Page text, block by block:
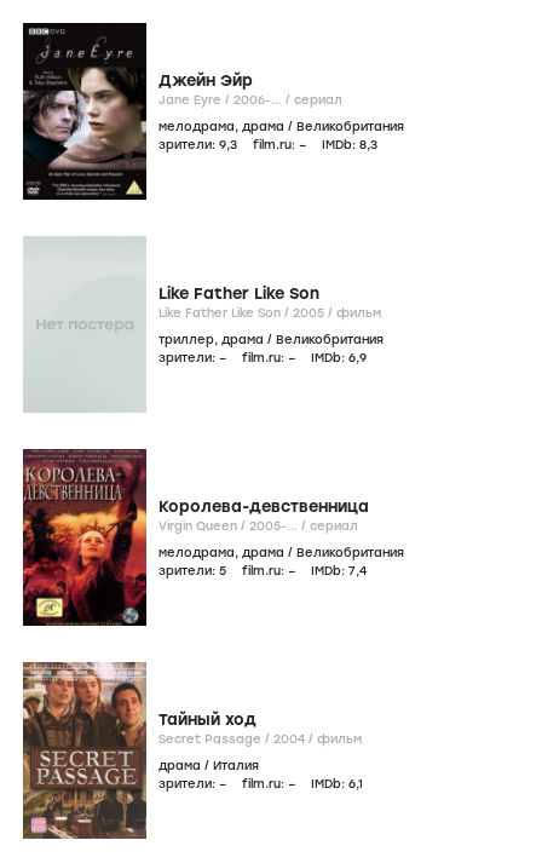
Джейн Эйр
Jane Eyre / 2006-... / сериал
мелодрама, драма / Великобритания
зрители: 9,3 film.ru: – IMDb: 8,3
Like Father Like Son
Like Father Like Son / 2005 / фильм
триллер, драма / Великобритания
зрители: – film.ru: – IMDb: 6,9
Королева-девственница
Virgin Queen / 2005-... / сериал
мелодрама, драма / Великобритания
зрители: 5 film.ru: – IMDb: 7,4
Тайный ход
Secret Passage / 2004 / фильм
драма / Италия
зрители: – film.ru: – IMDb: 6,1